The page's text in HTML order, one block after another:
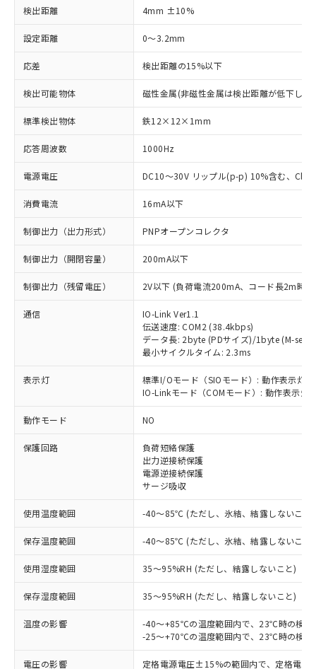
検出距離 4mm ±10%
設定距離 0～3.2mm
応差 検出距離の15%以下
検出可能物体 磁性金属(非磁性金属は検出距離が低下しま
標準検出物体 鉄12×12×1mm
応答周波数 1000Hz
電源電圧 DC10～30V リップル(p-p) 10%含む、
消費電流 16mA以下
制御出力（出力形式） PNPオープンコレクタ
制御出力（開閉容量） 200mA以下
制御出力（残留電圧） 2V以下 (負荷電流200mA、コード長2m時)
通信
IO-Link Ver1.1
伝送速度: COM2 (38.4kbps)
データ長: 2byte (PDサイズ)/1byte (M-
最小サイクルタイム: 2.3ms
表示灯
標準I/Oモード（SIOモード）: 動作表示灯(
IO-Linkモード（COMモード）: 動作表示
動作モード NO
保護回路
負荷短絡保護
出力逆接続保護
電源逆接続保護
サージ吸収
使用温度範囲 -40～85℃ (ただし、氷結、結露しないこと)
保存温度範囲 -40～85℃ (ただし、氷結、結露しないこと)
使用湿度範囲 35～95%RH (ただし、結露しないこと)
保存湿度範囲 35～95%RH (ただし、結露しないこと)
温度の影響
-40～+85℃の温度範囲内で、23℃時の検
-25～+70℃の温度範囲内で、23℃時の検
電圧の影響 定格電源電圧±15%の範囲内で、定格電
ご利用条件
以下の条件をお読みいただき、同意のうえ
ご利用ください。
本サービスは、当社制御機器事業取扱
商品の当社在庫状況および標準価格
(税抜)を提供させていただくもので
当社制御機器事業取扱商品の中には、
本サービスの対象外となる商品もある
ことをご了承ください。
非含有に対応した製品が提供可能な商品で
対応予定：EU RoHS指令（10物質）の非含
有に対応した製品に切り替える予定のある
対応予定なし：EU RoHS指令（10物質）の
定はありません。
調査・確認中：EU RoHS指令（10物質）の
非含有の対応状況を調査中または確認中の
商品です。
非該当品：ライセンス料など無形物で、有
害物質有無と関係のない商品です。
仕入先様の事情により、非含有部品として
いたものが、含有品と判明した場合などや
むを得ず変更することがあります。
※1 中国RoHS○×表
「○」：最大均質材料含有率が中国RoHSの
基準値以下であることを示します。
「×」：最大均質材料含有率が中国RoHSの
基準値を超えていることを示します。
「－」：未確認です。当社販売部門へお問
当社は、これら貴社製品のうち、外国